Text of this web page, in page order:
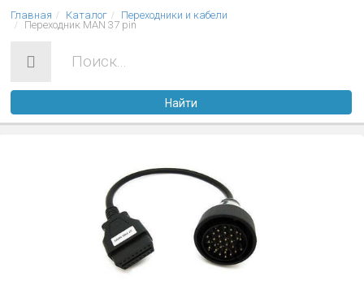
О нас
Оплата
Главная Каталог
Переходники и кабели
Переходник MAN 37 pin
Найти